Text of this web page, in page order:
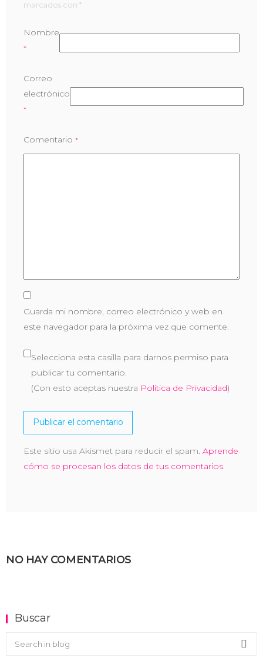
marcados con *
Nombre
*
Correo
electrónico
*
Comentario *
Guarda mi nombre, correo electrónico y web en
este navegador para la próxima vez que comente.
Selecciona esta casilla para darnos permiso para
publicar tu comentario.
(Con esto aceptas nuestra Política de Privacidad)
Este sitio usa Akismet para reducir el spam. Aprende
cómo se procesan los datos de tus comentarios.
NO HAY COMENTARIOS
Buscar
Buscar en el blog